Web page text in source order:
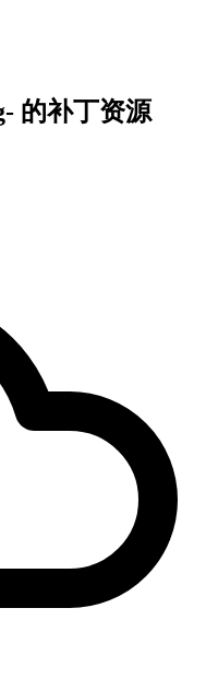
的补丁资源